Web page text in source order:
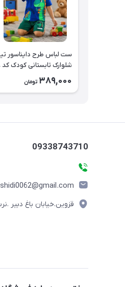
ست
شلوارک تابستانی کودک کد ۲۶۳۸
389,000 تومان
09338743710
قزوین.خیابان باغ دبیر